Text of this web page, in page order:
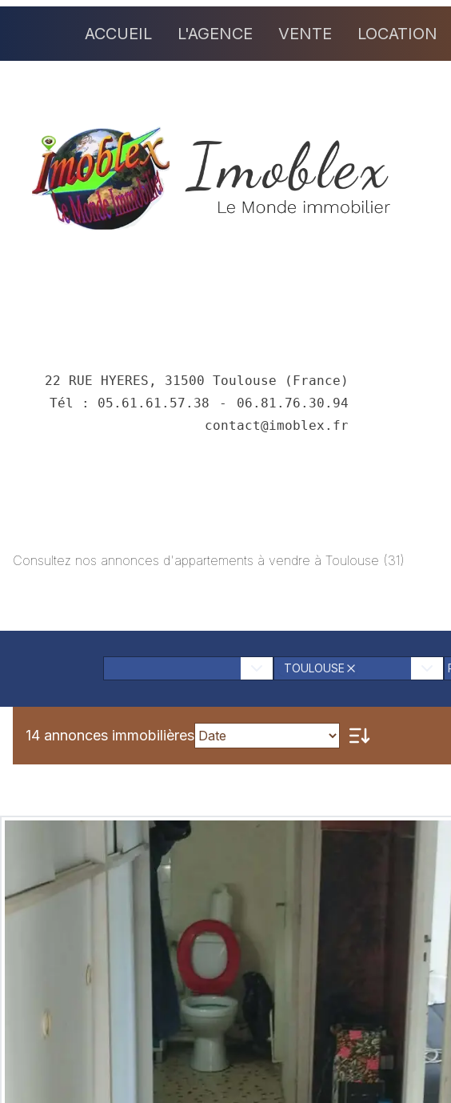
22 RUE HYERES, 31500 Toulouse (France)
Tél : 05.61.61.57.38 ⠀-⠀ 06.81.76.30.94
contact@imoblex.fr
ACCUEIL L'AGENCE VENTE LOCATION
Consultez nos annonces d'appartements à vendre à Toulouse (31)
TOULOUSE
14 annonces immobilières